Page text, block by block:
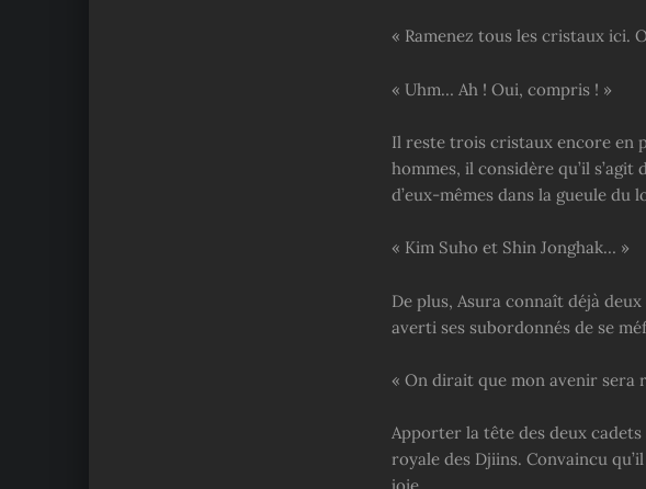
« Ramenez tous les cristaux ici.
« Uhm… Ah ! Oui, compris ! »
Il reste trois cristaux encore en
hommes, il considère qu’il
d’eux-mêmes dans la gueule du
« Kim Suho et Shin Jonghak… »
De plus, Asura connaît déjà
averti ses subordonnés de se
« On dirait que mon avenir sera
Apporter la tête des deux
royale des Djiins. Convaincu